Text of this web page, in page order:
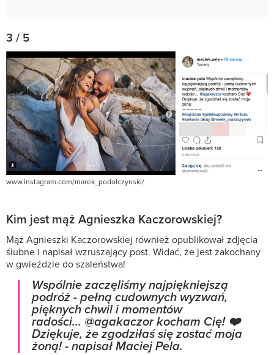
3 / 5
www.instagram.com/marek_podolczynski/
Kim jest mąż Agnieszka Kaczorowskiej?
Mąż Agnieszki Kaczorowskiej również opublikował zdjęcia
ślubne i napisał wzruszający post. Widać, że jest zakochany
w gwieździe do szaleństwa!
Wspólnie zaczęliśmy najpiękniejszą
podróż - pełną cudownych wyzwań,
pięknych chwil i momentów
radości... @agakaczor kocham Cię! ❤️
Dziękuje, że zgodziłaś się zostać moja
żoną! - napisał Maciej Pela.